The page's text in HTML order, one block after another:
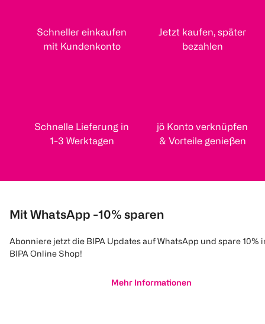
Schneller einkaufen
mit Kundenkonto
Jetzt kaufen, später
bezahlen
Schnelle Lieferung in
1-3 Werktagen
jö Konto verknüpfen
& Vorteile genießen
Mit WhatsApp -10% sparen
Abonniere jetzt die BIPA Updates auf WhatsApp und spare 10%
BIPA Online Shop!
Mehr Informationen